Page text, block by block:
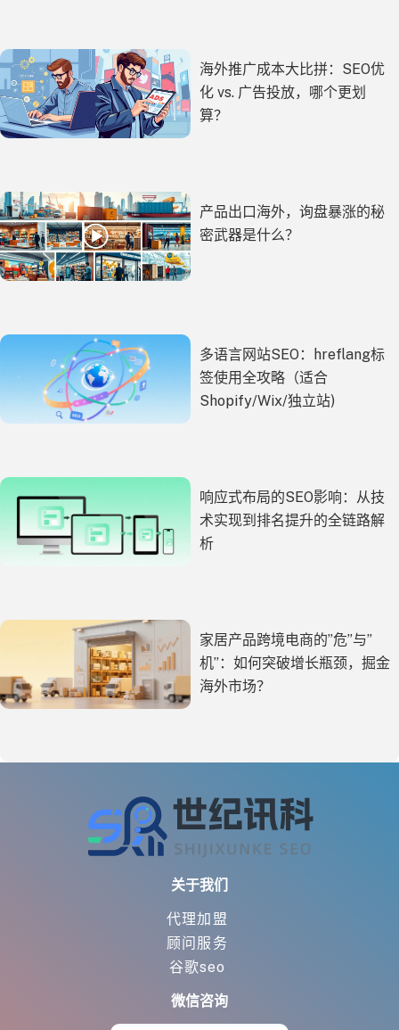
海外推广成本大比拼：SEO优
化 vs. 广告投放，哪个更划
算？
产品出口海外，询盘暴涨的秘
密武器是什么？
多语言网站SEO：hreflang标
签使用全攻略（适合
Shopify/Wix/独立站)
响应式布局的SEO影响：从技
术实现到排名提升的全链路解
析
家居产品跨境电商的”危”与”
机”：如何突破增长瓶颈，掘金
海外市场？
关于我们
代理加盟
顾问服务
谷歌seo
微信咨询